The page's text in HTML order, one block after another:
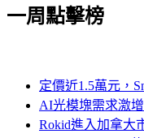
一周點擊榜
定價近1.5萬元，
AI光模塊需求激
Rokid進入加拿大